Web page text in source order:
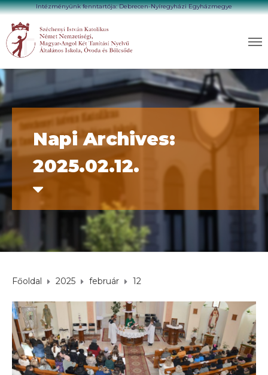
Intézményünk fenntartója: Debrecen-Nyíregyházi Egyházmegye
Napi Archives:
2025.02.12.
Főoldal 2025 február 12